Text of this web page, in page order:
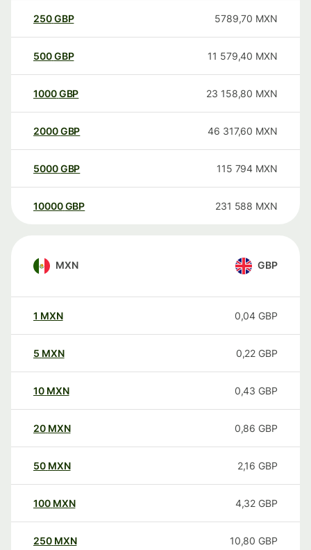
250GBP 5789,70 MXN
500GBP 11 579,40 MXN
1000GBP 23 158,80 MXN
2000GBP 46 317,60 MXN
5000GBP 115 794 MXN
10000 GBP 231 588 MXN
MXN GBP
1 MXN 0,04 GBP
5 MXN 0,22 GBP
10 MXN 0,43 GBP
20 MXN 0,86 GBP
50 MXN 2,16 GBP
100 MXN 4,32 GBP
250 MXN 10,80 GBP